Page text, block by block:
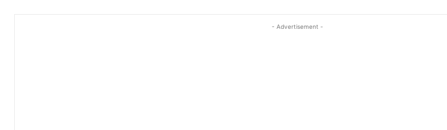
- Advertisement -